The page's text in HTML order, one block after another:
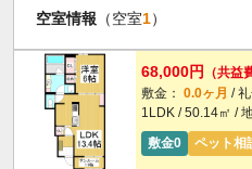
空室情報 （空室1）
68,000円
（共益
敷金： 0.0ヶ月 /
1LDK / 50.14㎡ /
敷金0
ペット相